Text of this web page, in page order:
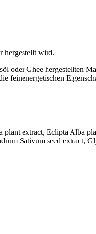
hergestellt wird.
Ghee hergestellten
feinenergetischen
extract, Eclipta Alba
Sativum seed extract,